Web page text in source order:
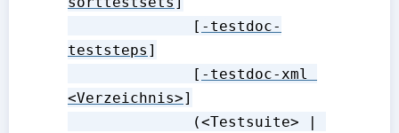
              [
-testdoc-
teststeps ]
              [
-testdoc-xml
<Verzeichnis>]